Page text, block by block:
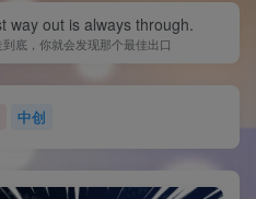
way out is always through.
到底，你就会发现那个最佳出口
中创